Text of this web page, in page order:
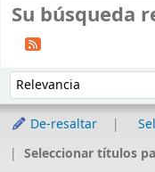
Su búsqueda
Ordenar por:
De-resaltar
Seleccionar títulos